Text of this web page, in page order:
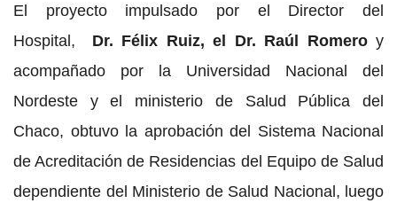
El proyecto impulsado por el Director del
Hospital,
Dr. Félix Ruiz, el Dr. Raúl Romeroy
acompañado por la Universidad Nacional del
Nordeste y el ministerio de Salud Pública del
Chaco, obtuvo la aprobación del Sistema Nacional
de Acreditación de Residencias del Equipo de Salud
dependiente del Ministerio de Salud Nacional, luego